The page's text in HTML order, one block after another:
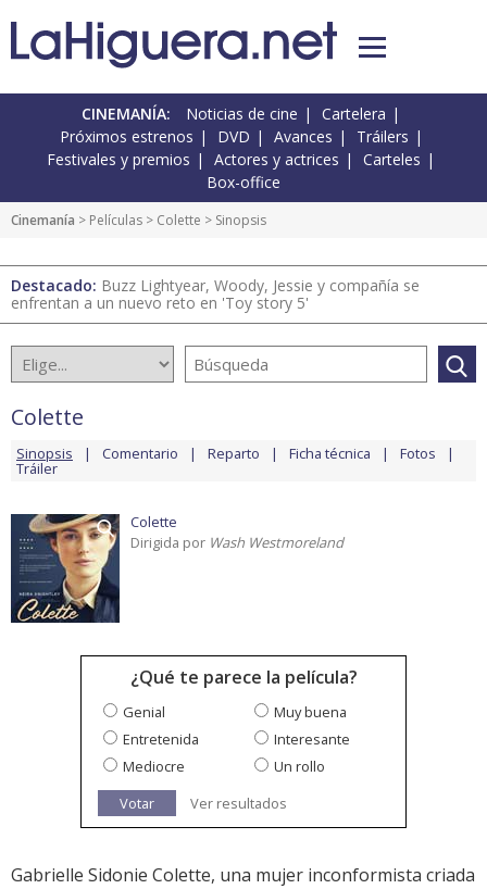
CINEMANÍA: Noticias de cine
Cartelera
Próximos estrenos
DVD Avances
Tráilers
Festivales y premios
Actores y actrices
Carteles
Box-office
Cinemanía > Películas > Colette > Sinopsis
Destacado: Buzz Lightyear, Woody, Jessie y compañía se
enfrentan a un nuevo reto en 'Toy story 5'
Colette
Sinopsis Comentario Reparto Ficha técnica Fotos
Tráiler
Colette
Dirigida por Wash Westmoreland
¿Qué te parece la película?
Genial
Muy buena
Entretenida
Interesante
Mediocre
Un rollo
Votar
Ver resultados
Gabrielle Sidonie Colette, una mujer inconformista criada